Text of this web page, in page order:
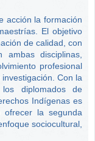
acción la formación
El objetivo
de calidad, con
ambas disciplinas,
profesional
Con la
diplomados de
Indígenas es
la segunda
sociocultural,